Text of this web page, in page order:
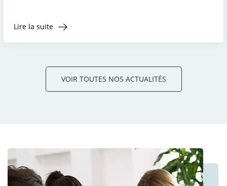
Lire la suite
VOIR TOUTES NOS ACTUALITÉS